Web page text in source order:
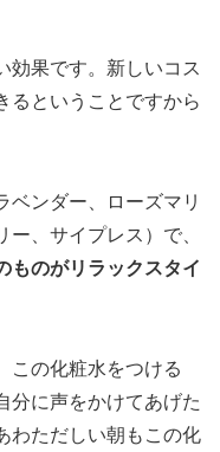
効果です。新しいコス
るということですから
ベンダー、ローズマリ
、サイプレス）で、
ものがリラックスタイ
この化粧水をつける
分に声をかけてあげた
わただしい朝もこの化